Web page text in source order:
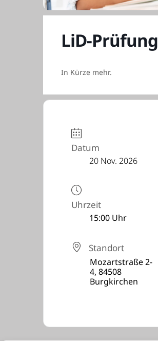
LiD-Prüfung
In Kürze mehr.
Datum
20 Nov. 2026
Uhrzeit
15:00 Uhr
Standort
Mozartstraße 2-
4, 84508
Burgkirchen